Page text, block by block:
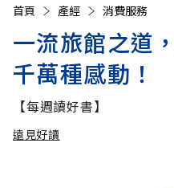
首頁 產經 消費服務
一流旅館之道
千萬種感動！
【每週讀好書】
遠見好讀